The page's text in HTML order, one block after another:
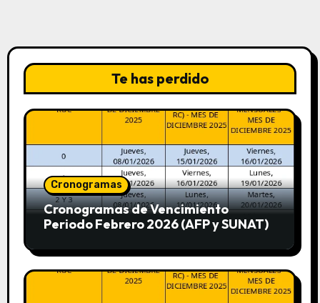
Te has perdido
Cronogramas
Cronogramas de Vencimiento
Periodo Febrero 2026 (AFP y SUNAT)